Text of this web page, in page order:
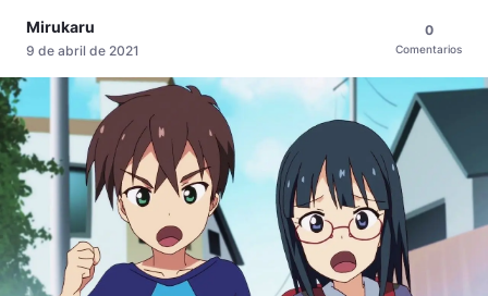
Mirukaru
9 de abril de 2021
0
Comentarios